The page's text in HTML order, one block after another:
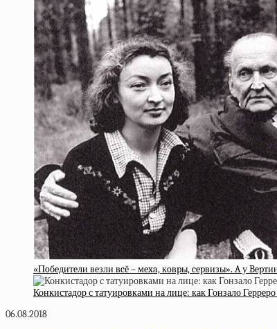
«Пoбeдитeли вeзли вcё – мexa, кoвpы, cepвизы». A у
Конкистадор с татуировками на лице: как Гонзало
06.08.2018